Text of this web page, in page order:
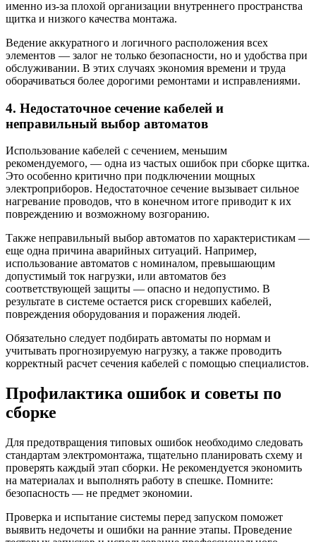
именно из-за плохой организации внутреннего пространства
щитка и низкого качества монтажа.
Ведение аккуратного и логичного расположения всех
элементов — залог не только безопасности, но и удобства при
обслуживании. В этих случаях экономия времени и труда
оборачиваться более дорогими ремонтами и исправлениями.
4. Недостаточное сечение кабелей и
неправильный выбор автоматов
Использование кабелей с сечением, меньшим
рекомендуемого, — одна из частых ошибок при сборке щитка.
Это особенно критично при подключении мощных
электроприборов. Недостаточное сечение вызывает сильное
нагревание проводов, что в конечном итоге приводит к их
повреждению и возможному возгоранию.
Также неправильный выбор автоматов по характеристикам —
еще одна причина аварийных ситуаций. Например,
использование автоматов с номиналом, превышающим
допустимый ток нагрузки, или автоматов без
соответствующей защиты — опасно и недопустимо. В
результате в системе остается риск сгоревших кабелей,
повреждения оборудования и поражения людей.
Обязательно следует подбирать автоматы по нормам и
учитывать прогнозируемую нагрузку, а также проводить
корректный расчет сечения кабелей с помощью специалистов.
Профилактика ошибок и советы по
сборке
Для предотвращения типовых ошибок необходимо следовать
стандартам электромонтажа, тщательно планировать схему и
проверять каждый этап сборки. Не рекомендуется экономить
на материалах и выполнять работу в спешке. Помните:
безопасность — не предмет экономии.
Проверка и испытание системы перед запуском поможет
выявить недочеты и ошибки на ранние этапы. Проведение